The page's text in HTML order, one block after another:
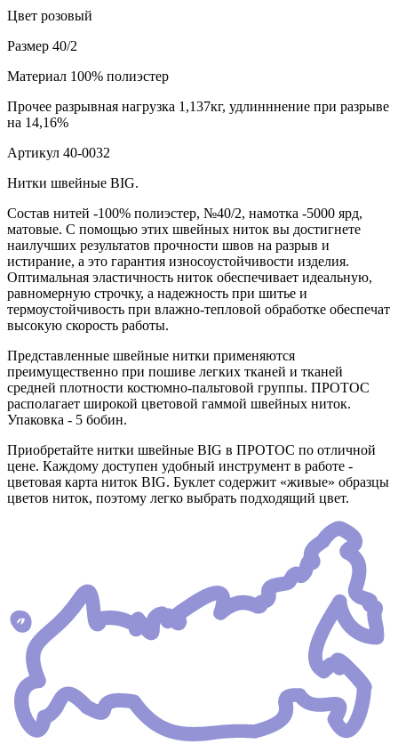
Цвет розовый
Размер 40/2
Материал 100% полиэстер
Прочее разрывная нагрузка 1,137кг, удлинннение при разрыве
на 14,16%
Артикул 40-0032
Нитки швейные BIG.
Состав нитей -100% полиэстер, №40/2, намотка -5000 ярд,
матовые. С помощью этих швейных ниток вы достигнете
наилучших результатов прочности швов на разрыв и
истирание, а это гарантия износоустойчивости изделия.
Оптимальная эластичность ниток обеспечивает идеальную,
равномерную строчку, а надежность при шитье и
термоустойчивость при влажно-тепловой обработке обеспечат
высокую скорость работы.
Представленные швейные нитки применяются
преимущественно при пошиве легких тканей и тканей
средней плотности костюмно-пальтовой группы. ПРОТОС
располагает широкой цветовой гаммой швейных ниток.
Упаковка - 5 бобин.
Приобретайте нитки швейные BIG в ПРОТОС по отличной
цене. Каждому доступен удобный инструмент в работе -
цветовая карта ниток BIG. Буклет содержит «живые» образцы
цветов ниток, поэтому легко выбрать подходящий цвет.